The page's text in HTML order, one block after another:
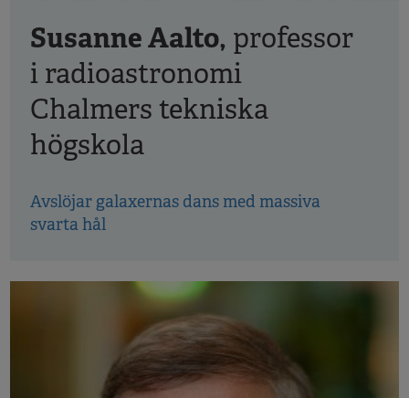
Susanne Aalto, professor
i radioastronomi
Chalmers tekniska
högskola
Avslöjar galaxernas dans med massiva
svarta hål